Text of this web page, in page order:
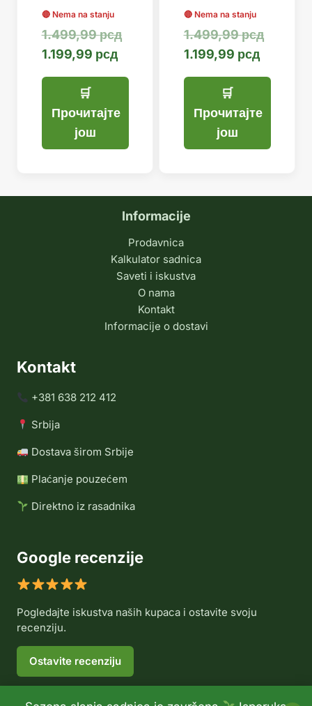
1.499,99рсдОригинална
1.499,99 рсд.
1.199,99 рсдТренутна
1.199,99 рсд.
Прочитајте
још
1.499,99рсд
1.199,99 рсд
Прочитајте
још
Informacije
Prodavnica
Kalkulator sadnica
Saveti i iskustva
O nama
Kontakt
Informacije o dostavi
Kontakt
+381 638 212 412
Srbija
Dostava širom Srbije
Plaćanje pouzećem
Direktno iz rasadnika
Google recenzije
Pogledajte iskustva naših kupaca i ostavite svoju
recenziju.
Ostavite recenziju